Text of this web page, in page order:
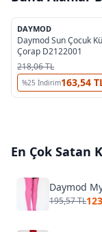
%37
DAYMOD
Daymod Sun Çocuk
Çorap D2122001
218,06 TL
%25 İndirim163,54
En Çok Satan
195,57 TL